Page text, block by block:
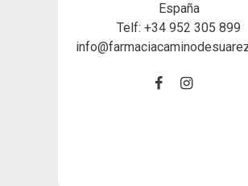
España
Telf: +34 952 305 899